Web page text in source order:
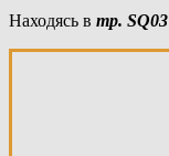
Находясь в тр. SQ03